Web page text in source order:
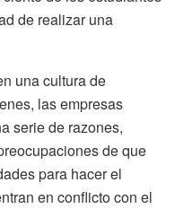
de realizar una
una cultura de
las empresas
serie de razones,
de que
para hacer el
en conflicto con el